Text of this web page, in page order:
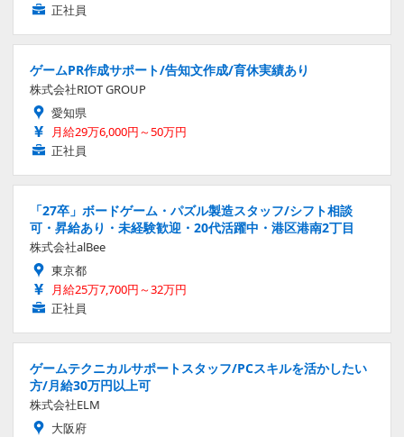
正社員
ゲームPR作成サポート/告知文作成/育休実績あり
株式会社RIOT GROUP
愛知県
月給29万6,000円～50万円
正社員
「27卒」ボードゲーム・パズル製造スタッフ/シフト相談
可・昇給あり・未経験歓迎・20代活躍中・港区港南2丁目
株式会社alBee
東京都
月給25万7,700円～32万円
正社員
ゲームテクニカルサポートスタッフ/PCスキルを活かしたい
方/月給30万円以上可
株式会社ELM
大阪府